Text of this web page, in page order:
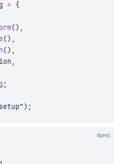
= {
(),
(),
(),
;
);
toml